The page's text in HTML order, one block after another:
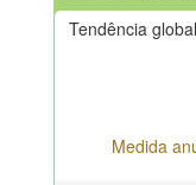
Tendência global
Medida